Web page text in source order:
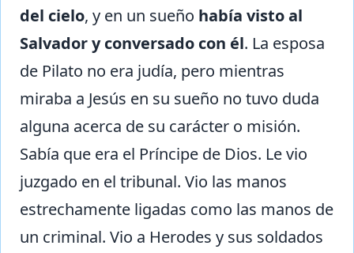
del cielo, y en un sueño había visto al
Salvador y conversado con él. La esposa
de Pilato no era judía, pero mientras
miraba a Jesús en su sueño no tuvo duda
alguna acerca de su carácter o misión.
Sabía que era el Príncipe de Dios. Le vio
juzgado en el tribunal. Vio las manos
estrechamente ligadas como las manos de
un criminal. Vio a Herodes y sus soldados